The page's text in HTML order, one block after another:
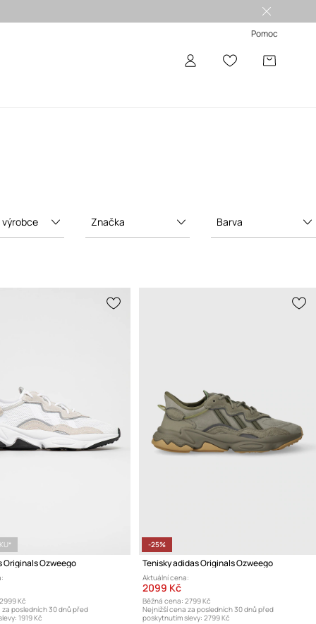
Pomoc
výrobce Značka Barva
Originals Ozweego
2999 Kč
posledních 30 dnů před
1919 Kč
-25%
Tenisky adidas Originals Ozweego
Aktuální cena:
2099 Kč
Běžná cena: 2799 Kč
Nejnižší cena za posledních 30 dnů před
poskytnutím slevy: 2799 Kč